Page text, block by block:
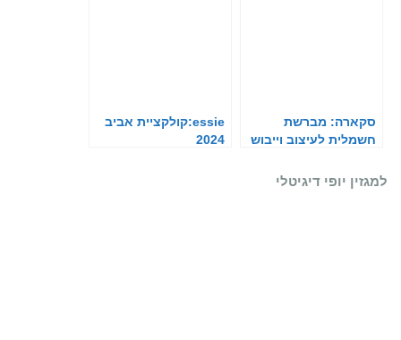
סקארה: מברשת
חשמלית לעיצוב וייבוש
essie:קולקציית אביב
2024
למגזין יופי דיגיטלי